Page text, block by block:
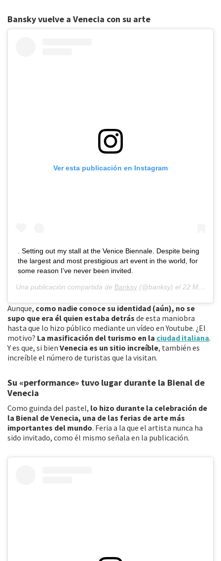
Bansky vuelve a Venecia con su arte
Ver esta publicación en Instagram
. Setting out my stall at the Venice Biennale. Despite being
the largest and most prestigious art event in the world, for
some reason I’ve never been invited.
Una publicación compartida de Banksy (@banksy) el 22 May, 2019 a las 8:01 PDT
Aunque, como nadie conoce su identidad (aún), no se
supo que era él quien estaba detrás de esta maniobra
hasta que lo hizo público mediante un vídeo en Youtube. ¿El
motivo? La masificación del turismo en la ciudad italiana.
Y es que, si bien Venecia es un sitio increíble, también es
increíble el número de turistas que la visitan.
Su «performance» tuvo lugar durante la Bienal de
Venecia
Como guinda del pastel, lo hizo durante la celebración de
la Bienal de Venecia, una de las ferias de arte más
importantes del mundo. Feria a la que el artista nunca ha
sido invitado, como él mismo señala en la publicación.